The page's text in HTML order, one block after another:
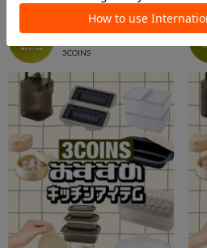
＼キッチンアイテムの新商品＆定番商品をご紹介！／
3COINS